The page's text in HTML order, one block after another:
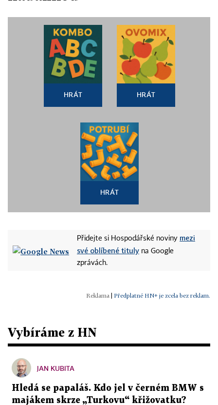
HRÁT HRÁT
HRÁT
Přidejte si Hospodářské noviny mezi
své oblíbené tituly na Google
zprávách.
Předplatné HN+ je zcela bez reklam.
Vybíráme z HN
JAN KUBITA
Hledá se papaláš. Kdo jel v černém BMW s
majákem skrze „Turkovu“ křižovatku?